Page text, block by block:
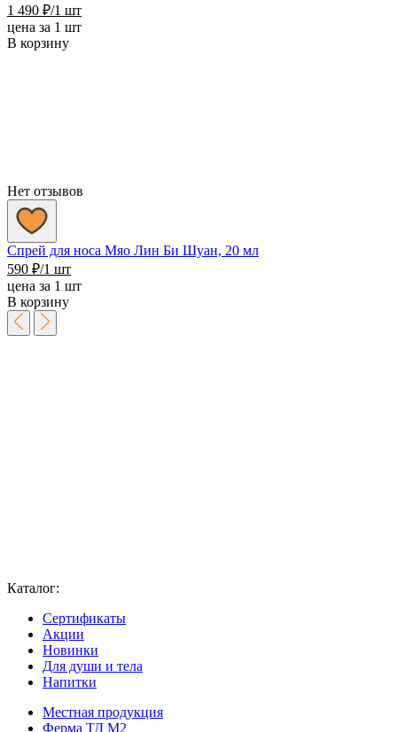
1 490 ₽/1 шт
цена за 1 шт
В корзину
Нет отзывов
Спрей для носа Мяо Лин Би Шуан, 20 мл
590 ₽/1 шт
цена за 1 шт
В корзину
Каталог:
Сертификаты
Акции
Новинки
Для души и тела
Напитки
Местная продукция
Ферма ТД М2